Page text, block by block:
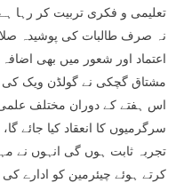
تعلیمی و فکری تربیت کر رہا
نہ صرف طالبات کی پوشیدہ
اعتماد اور شعور میں بھی
مشتاق گچکی نے گولڈن ویک کی
اس ہفتے کے دوران مختلف
سرگرمیوں کا انعقاد کیا جائے
تجربہ ثابت ہوں گی انہوں نے
کرتے ہوئے چیئرمین کو ادارے